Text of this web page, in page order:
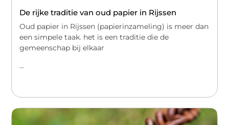
De rijke traditie van oud papier in Rijssen
Oud papier in Rijssen (papierinzameling) is meer dan
een simpele taak. het is een traditie die de
gemeenschap bij elkaar
...